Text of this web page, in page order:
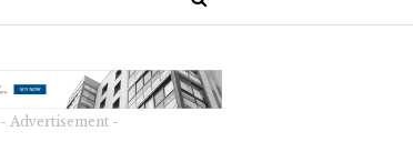
- Advertisement -